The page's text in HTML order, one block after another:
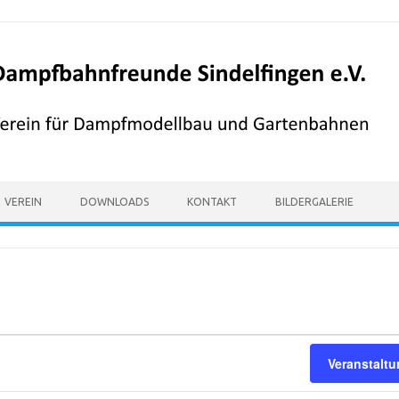
VEREIN DOWNLOADS KONTAKT BILDERGALERIE